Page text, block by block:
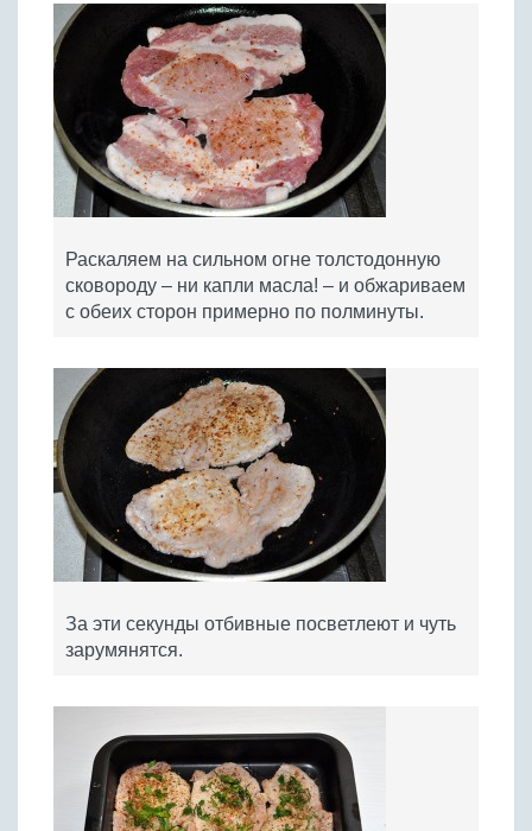
Раскаляем на сильном огне толстодонную
сковороду – ни капли масла! – и обжариваем
с обеих сторон примерно по полминуты.
За эти секунды отбивные посветлеют и чуть
зарумянятся.